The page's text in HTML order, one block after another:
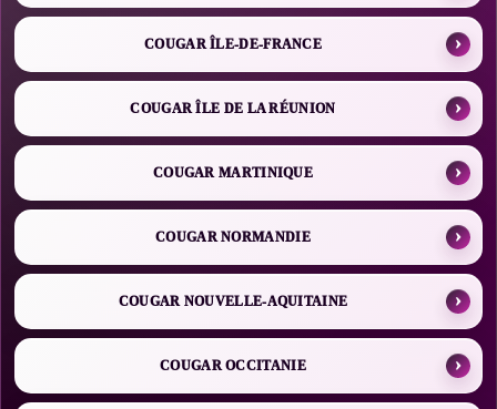
COUGAR ÎLE-DE-FRANCE
COUGAR ÎLE DE LA RÉUNION
COUGAR MARTINIQUE
COUGAR NORMANDIE
COUGAR NOUVELLE-AQUITAINE
COUGAR OCCITANIE